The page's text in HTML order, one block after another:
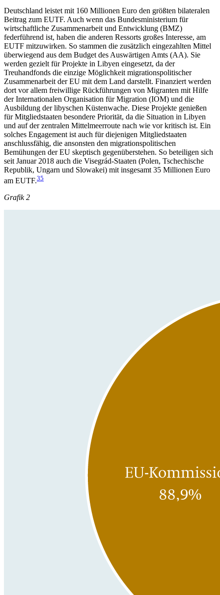
Deutschland leistet mit 160 Millionen Euro den größten bilateralen
Beitrag zum EUTF. Auch wenn das Bundesministerium für
wirtschaftliche Zusammenarbeit und Entwicklung (BMZ)
federführend ist, haben die anderen Ressorts großes Interesse, am
EUTF mitzuwirken. So stammen die zusätzlich eingezahlten Mittel
überwiegend aus dem Budget des Auswärtigen Amts (AA). Sie
werden gezielt für Projekte in Libyen eingesetzt, da der
Treuhandfonds die einzige Möglichkeit migrationspolitischer
Zusammenarbeit der EU mit dem Land darstellt. Finanziert werden
dort vor allem freiwillige Rückführungen von Migranten mit Hilfe
der Internationalen Organisation für Migra­tion (IOM) und die
Ausbildung der libyschen Küsten­wache. Diese Projekte genießen
für Mitgliedstaaten besondere Priorität, da die Situation in Libyen
und auf der zentralen Mittelmeerroute nach wie vor kritisch ist. Ein
solches Engagement ist auch für die­jenigen Mitgliedstaaten
anschlussfähig, die ansonsten den migrationspolitischen
Bemühungen der EU skep­tisch gegenüberstehen. So beteiligen sich
seit Januar 2018 auch die Visegrád-Staaten (Polen, Tschechische
Republik, Ungarn und Slowakei) mit insgesamt 35 Millionen Euro
am EUTF.35
Grafik 2